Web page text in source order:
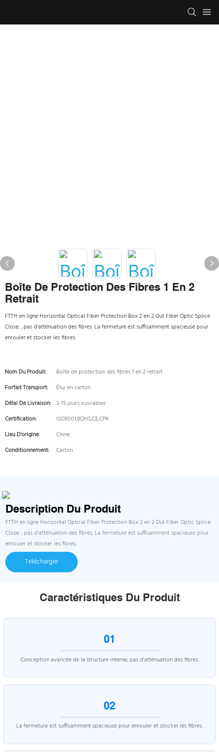
Boîte De Protection Des Fibres 1 En 2
Retrait
FTTH en ligne Horizontal Optical Fiber Protection Box 2 en 2 Out Fiber Optic Splice
Close. , pas d'atténuation des fibres. La fermeture est suffisamment spacieuse pour
enrouler et stocker les fibres.
Nom Du Produit:
Boîte de protection des fibres 1 en 2 retrait
Forfait Transport:
Étui en carton
Délai De Livraison: 3-15 jours ouvrables
Certification:
ISO9001,ROHS,CE,CPR
Lieu D'origine:
Chine
Conditionnement:
Carton
Description Du Produit
FTTH en ligne Horizontal Optical Fiber Protection Box 2 en 2 Out Fiber Optic Splice
Close. , pas d'atténuation des fibres. La fermeture est suffisamment spacieuse pour
enrouler et stocker les fibres.
Télécharger
Caractéristiques Du Produit
01
Conception avancée de la structure interne, pas d'atténuation des fibres.
02
La fermeture est suffisamment spacieuse pour enrouler et stocker les fibres.